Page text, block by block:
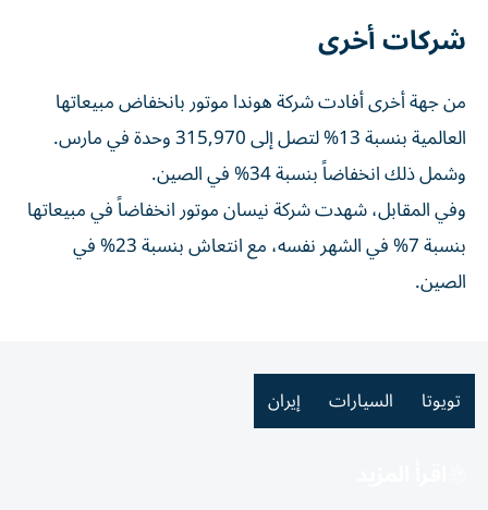
شركات أخرى
من جهة أخرى أفادت شركة هوندا موتور بانخفاض مبيعاتها
العالمية بنسبة 13% لتصل إلى 315,970 وحدة في مارس.
وشمل ذلك انخفاضاً بنسبة 34% في الصين.
وفي المقابل، شهدت شركة نيسان موتور انخفاضاً في مبيعاتها
بنسبة 7% في الشهر نفسه، مع انتعاش بنسبة 23% في
الصين.
تويوتا السيارات إيران